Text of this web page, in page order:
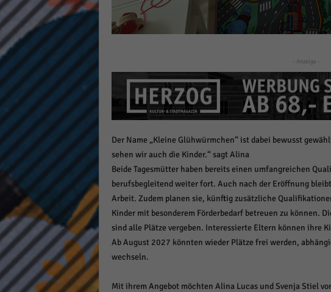
- Anzeige -
Der Name „Kleine Glühwürmchen“ ist dabei bewusst
sehen wir auch die Kinder.“ sagt Alina
Beide Tagesmütter haben bereits einen umfangreichen
berufsbegleitend weiter fort. Auch nach der Eröffnung
Arbeit. Zudem planen sie, künftig zusätzliche
Kinder mit besonderem Förderbedarf betreuen zu können.
sind alle Plätze vergeben. Interessierte Eltern können ihre
Ab August 2027 könnten wieder Plätze frei werden,
wechseln.
Mit ihrem Angebot möchten Alina Lucas und Svenja Stiel